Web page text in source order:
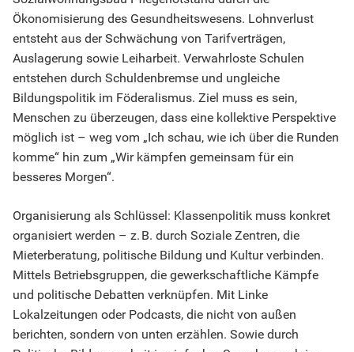
Ökonomisierung des Gesundheitswesens. Lohnverlust
entsteht aus der Schwächung von Tarifverträgen,
Auslagerung sowie Leiharbeit. Verwahrloste Schulen
entstehen durch Schuldenbremse und ungleiche
Bildungspolitik im Föderalismus. Ziel muss es sein,
Menschen zu überzeugen, dass eine kollektive Perspektive
möglich ist – weg vom „Ich schau, wie ich über die Runden
komme“ hin zum „Wir kämpfen gemeinsam für ein
besseres Morgen“.
Organisierung als Schlüssel: Klassenpolitik muss konkret
organisiert werden – z. B. durch Soziale Zentren, die
Mieterberatung, politische Bildung und Kultur verbinden.
Mittels Betriebsgruppen, die gewerkschaftliche Kämpfe
und politische Debatten verknüpfen. Mit Linke
Lokalzeitungen oder Podcasts, die nicht von außen
berichten, sondern von unten erzählen. Sowie durch